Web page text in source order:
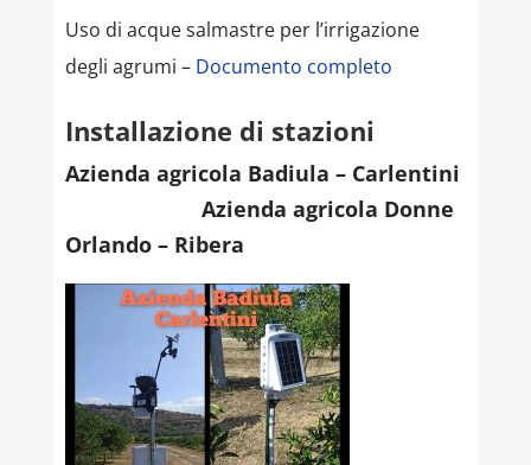
Uso di acque salmastre per l’irrigazione
degli agrumi – Documento completo
Installazione di stazioni
Azienda agricola Badiula – Carlentini
Azienda agricola Donne
Orlando – Ribera